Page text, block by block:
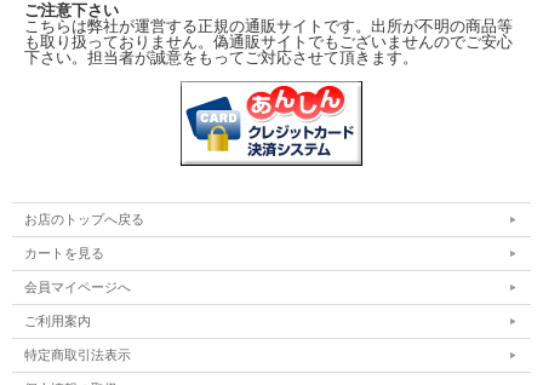
ご注意下さい
こちらは弊社が運営する正規の通販サイトです。出所が不明の商品等
も取り扱っておりません。偽通販サイトでもございませんのでご安心
下さい。担当者が誠意をもってご対応させて頂きます。
お店のトップへ戻る
カートを見る
会員マイページへ
ご利用案内
特定商取引法表示